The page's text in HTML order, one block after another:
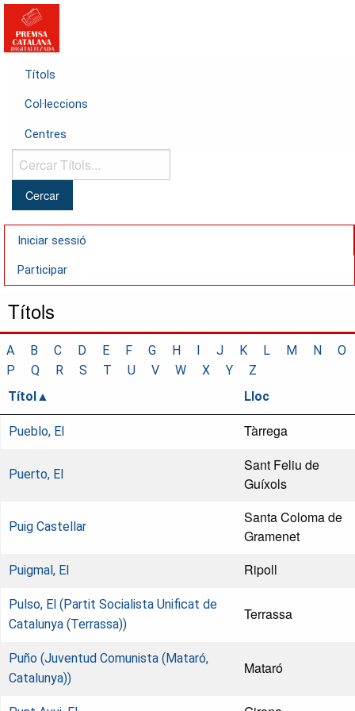
Títols
Col·leccions
Centres
Cercar
Títols...
Iniciar sessió
Participar
Títols
A B C D E F G H I J K L M N
O
P
Q R S T U V W X Y
Z
Títol
Lloc
Pueblo, El Tàrrega
Puerto, El
Sant Feliu de
Guíxols
Puig Castellar
Santa Coloma de
Gramenet
Puigmal, El Ripoll
Pulso, El (Partit Socialista Unificat de
Catalunya (Terrassa))
Terrassa
Puño (Juventud Comunista (Mataró,
Catalunya))
Mataró